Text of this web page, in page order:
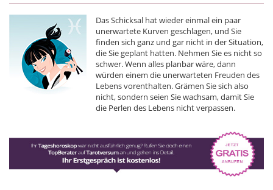
Das Schicksal hat wieder einmal ein paar
unerwartete Kurven geschlagen, und Sie
finden sich ganz und gar nicht in der Situation,
die Sie geplant hatten. Nehmen Sie es nicht so
schwer. Wenn alles planbar wäre, dann
würden einem die unerwarteten Freuden des
Lebens vorenthalten. Grämen Sie sich also
nicht, sondern seien Sie wachsam, damit Sie
die Perlen des Lebens nicht verpassen.